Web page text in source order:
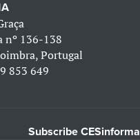
nº 136-138
Portugal
853 649
Subscribe CESinforma